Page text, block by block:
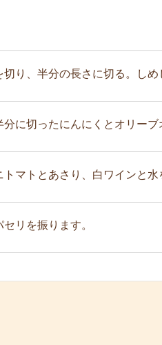
切り、半分の長さに切る。し
分に切ったにんにくとオリー
トマトとあさり、白ワインと
リを振ります。